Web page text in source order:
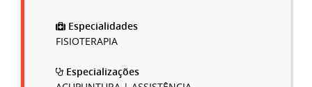
Especialidades
FISIOTERAPIA
Especializações